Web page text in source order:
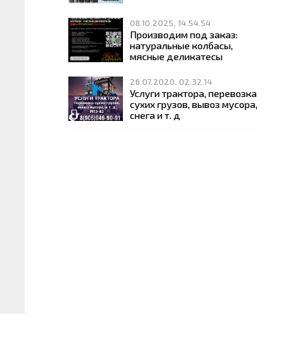
08.10.2025, 14.54.54
Производим под заказ:
натуральные колбасы,
мясные деликатесы
26.07.2020, 02.32.14
Услуги трактора, перевозка
сухих грузов, вывоз мусора,
снега и т. д